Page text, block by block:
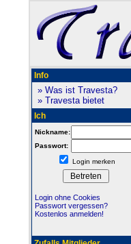
Info
» Was ist Travesta?
» Travesta bietet
Ich
Nickname:
Passwort:
Login merken
Login ohne Cookies
Passwort vergessen?
Kostenlos anmelden!